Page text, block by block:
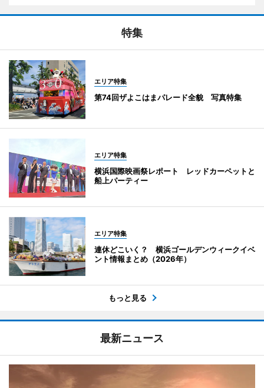
特集
エリア特集
第74回ザよこはまパレード全貌 写真特集
エリア特集
横浜国際映画祭レポート レッドカーペットと
船上パーティー
エリア特集
連休どこいく？ 横浜ゴールデンウィークイベ
ント情報まとめ（2026年）
もっと見る
最新ニュース